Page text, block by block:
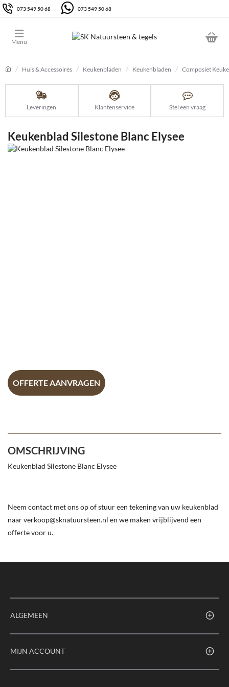
073 549 50 68 073 549 50 68
Huis & Accessoires Keukenbladen Keukenbladen Composiet
Leveringen Klantenservice Stel een vraag
Keukenblad Silestone Blanc Elysee
OFFERTE AANVRAGEN
OMSCHRIJVING
Keukenblad Silestone Blanc Elysee
Neem contact met ons op of stuur een tekening van uw keukenblad
naar verkoop@sknatuursteen.nl en we maken vrijblijvend een
offerte voor u.
ALGEMEEN
MIJN ACCOUNT